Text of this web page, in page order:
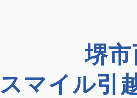
堺
スマイル引